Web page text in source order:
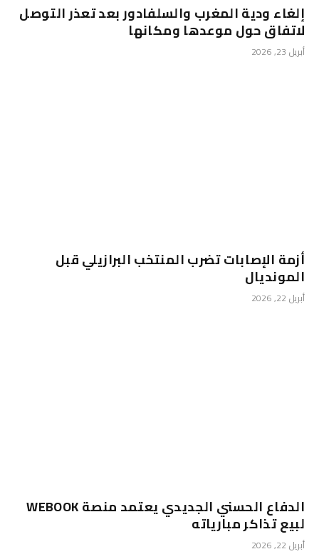
إلغاء ودية المغرب والسلفادور بعد تعذر التوصل
لاتفاق حول موعدها ومكانها
أبريل 23, 2026
أزمة الإصابات تضرب المنتخب البرازيلي قبل
المونديال
أبريل 22, 2026
الدفاع الحسني الجديدي يعتمد منصة WEBOOK
لبيع تذاكر مبارياته
أبريل 22, 2026